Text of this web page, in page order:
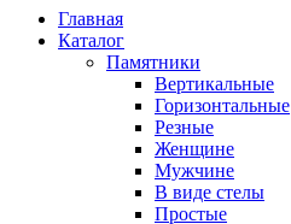
Главная
Каталог
Памятники
Вертикальные
Горизонтальные
Резные
Женщине
Мужчине
В виде стелы
Простые